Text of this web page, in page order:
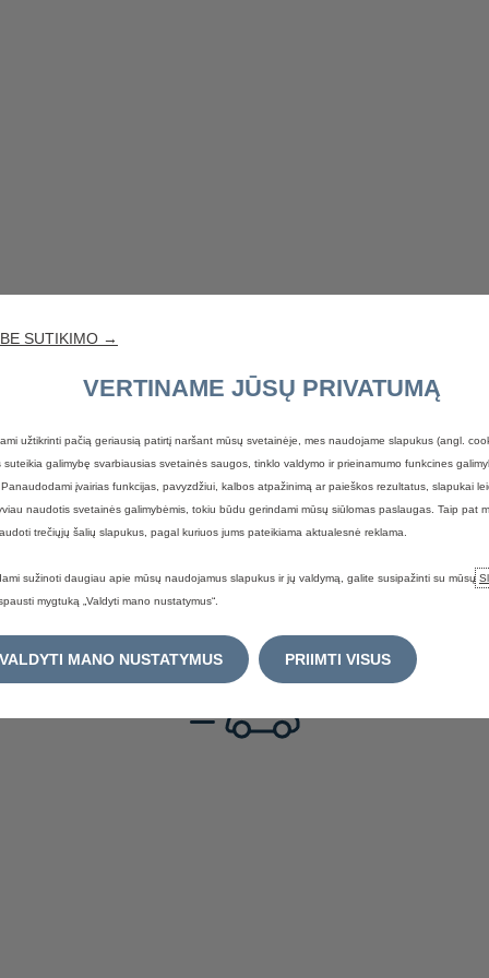
SUTIKIMO →
VERTINAME JŪSŲ PRIVATUMĄ
užtikrinti pačią geriausią patirtį naršant mūsų svetainėje, mes naudojame slapukus (angl.
suteikia galimybę svarbiausias svetainės saugos, tinklo valdymo ir prieinamumo funkcines
įvairias funkcijas, pavyzdžiui, kalbos atpažinimą ar paieškos rezultatus, slapukai
naudotis svetainės galimybėmis, tokiu būdu gerindami mūsų siūlomas paslaugas. Taip pat
trečiųjų šalių slapukus, pagal kuriuos jums pateikiama aktualesnė reklama.
sužinoti daugiau apie mūsų naudojamus slapukus ir jų valdymą, galite susipažinti su mūsų
mygtuką „Valdyti mano nustatymus“.
VALDYTI MANO NUSTATYMUS PRIIMTI VISUS